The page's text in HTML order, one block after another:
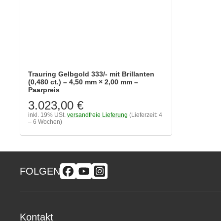
Trauring Gelbgold 333/- mit Brillanten
(0,480 ct.) – 4,50 mm × 2,00 mm –
Paarpreis
3.023,00 €
inkl. 19% USt. versandfreie Lieferung (Lieferzeit: 4
– 6 Wochen)
FOLGEN
Kontakt